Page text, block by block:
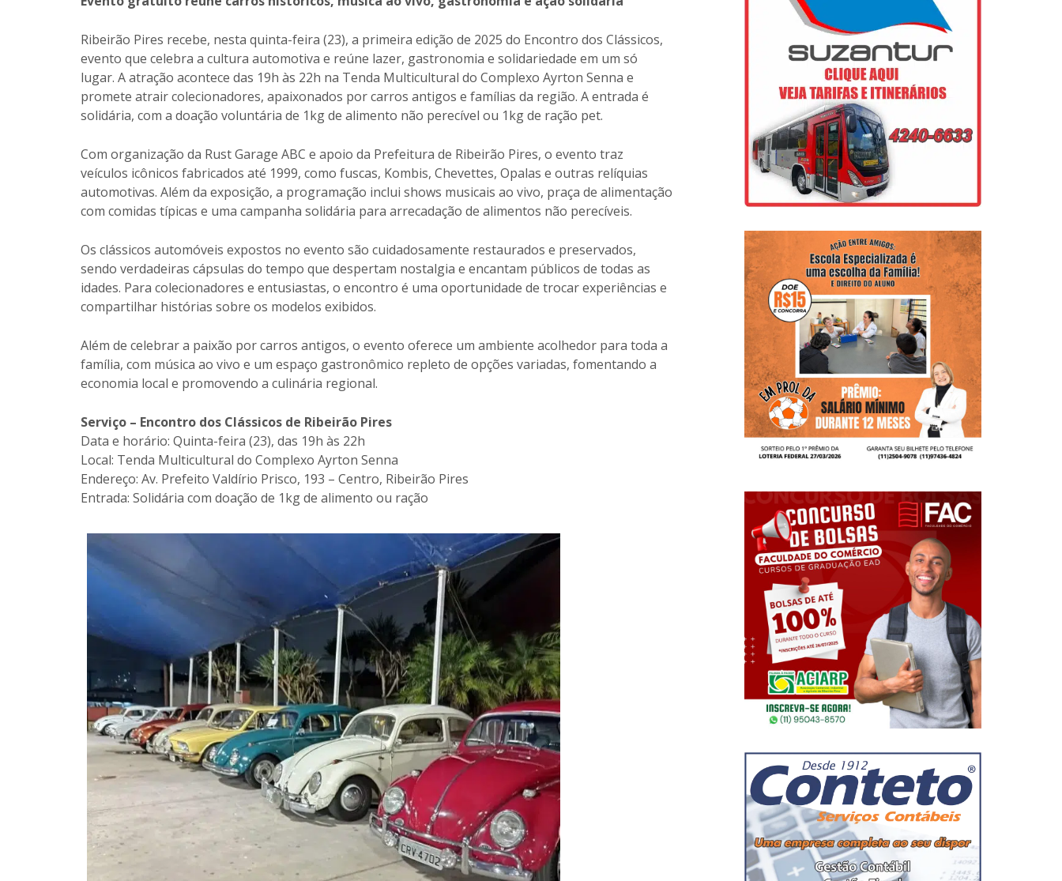
Ribeirão Pires recebe, nesta quinta-feira (23), a primeira edição de 2025 do Encontro dos Clássicos,
evento que celebra a cultura automotiva e reúne lazer, gastronomia e solidariedade em um só
lugar. A atração acontece das 19h às 22h na Tenda Multicultural do Complexo Ayrton Senna e
promete atrair colecionadores, apaixonados por carros antigos e famílias da região. A entrada é
solidária, com a doação voluntária de 1kg de alimento não perecível ou 1kg de ração pet.
Com organização da Rust Garage ABC e apoio da Prefeitura de Ribeirão Pires, o evento traz
veículos icônicos fabricados até 1999, como fuscas, Kombis, Chevettes, Opalas e outras relíquias
automotivas. Além da exposição, a programação inclui shows musicais ao vivo, praça de alimentação
com comidas típicas e uma campanha solidária para arrecadação de alimentos não perecíveis.
Os clássicos automóveis expostos no evento são cuidadosamente restaurados e preservados,
sendo verdadeiras cápsulas do tempo que despertam nostalgia e encantam públicos de todas as
idades. Para colecionadores e entusiastas, o encontro é uma oportunidade de trocar experiências e
compartilhar histórias sobre os modelos exibidos.
Além de celebrar a paixão por carros antigos, o evento oferece um ambiente acolhedor para toda a
família, com música ao vivo e um espaço gastronômico repleto de opções variadas, fomentando a
economia local e promovendo a culinária regional.
Serviço – Encontro dos Clássicos de Ribeirão Pires
Data e horário: Quinta-feira (23), das 19h às 22h
Local: Tenda Multicultural do Complexo Ayrton Senna
Endereço: Av. Prefeito Valdírio Prisco, 193 – Centro, Ribeirão Pires
Entrada: Solidária com doação de 1kg de alimento ou ração